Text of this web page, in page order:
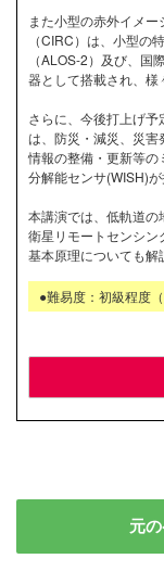
また小型の赤外イメ
（CIRC）は、小型の
（ALOS-2）及び、
器として搭載され、様
さらに、今後打上げ
は、防災・減災、災
情報の整備・更新等
分解能センサ(WISH)
本講演では、低軌道
衛星リモートセンシ
基本原理についても解
●難易度：初級程度
元